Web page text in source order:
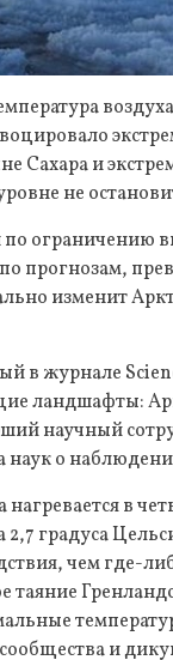
Сахара и
не
по ограничению
прогнозам,
изменит
журнале
ландшафты:
научный
наук о
в
градуса
чем где-
таяние
и